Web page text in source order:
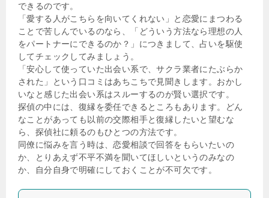
できるのです。
「愛する人がこちらを向いてくれない」と恋愛にまつわる
ことで苦しんでいるのなら、「どういう方法なら理想の人
をパートナーにできるのか？」につきまして、占いを駆使
してチェックしてみましょう。
「安心して使っていた出会い系で、サクラ業者にたぶらか
された」という口コミはあちこちで見聞きします。おかし
いなと感じた出会い系はスルーするのが賢い選択です。
探偵の中には、復縁を委任できるところもあります。どん
なことがあっても以前の交際相手と復縁したいと望むな
ら、探偵社に頼るのもひとつの方法です。
同僚に悩みを言う時は、恋愛相談で回答をもらいたいの
か、とりあえず不平不満を聞いてほしいというのみなの
か、自分自身で明確にしておくことが不可欠です。